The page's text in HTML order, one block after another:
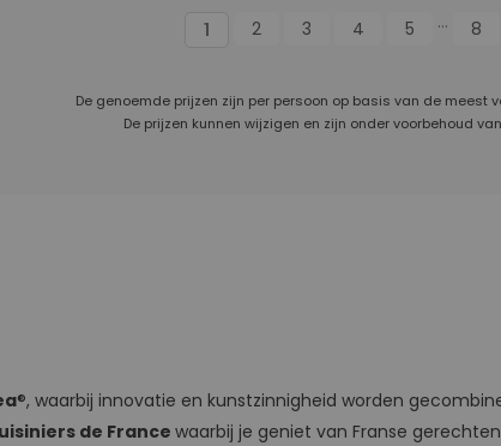
1 2 3 4 5 ... 8
De genoemde prijzen zijn per persoon op basis van de meest
De prijzen kunnen wijzigen en zijn onder voorbehoud
®, waarbij innovatie en kunstzinnigheid worden
de France waarbij je geniet van Franse